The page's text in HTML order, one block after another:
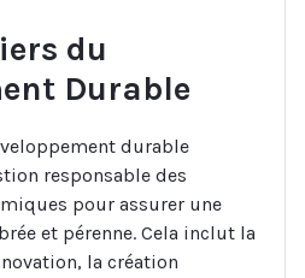
du
Durable
durable
responsable des
pour assurer une
et pérenne. Cela inclut la
la création